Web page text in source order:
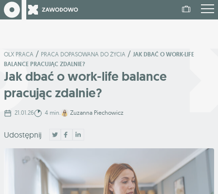
OLX PRACA / PRACA DOPASOWANA DO ŻYCIA / JAK DBAĆ O WORK-LIFE
BALANCE PRACUJĄC ZDALNIE?
Jak dbać o work-life balance
pracując zdalnie?
21.01.26 4 min. Zuzanna Piechowicz
Udostępnij